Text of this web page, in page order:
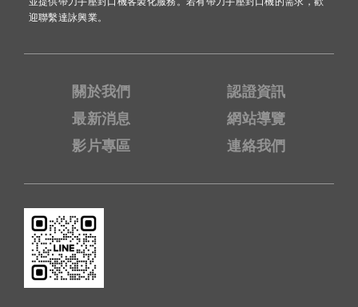
迎聯繫達詠興業。
關於我們
最新消息
影片專區
認證資訊
網站導覽
連絡我們